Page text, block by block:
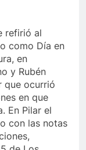
refirió al
como Día en
en
y Rubén
que ocurrió
en que
En Pilar el
con las notas